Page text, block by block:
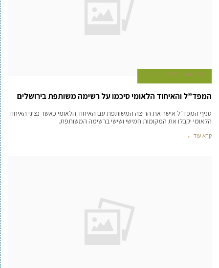
17 באוגוסט 2008 רז קיל
המפד”ל והאיחוד הלאומי סיכמו על רשימה משותפת בירושלים
סניף המפד"ל אישר את הריצה המשותפת עם האיחוד הלאומי כאשר נציגי האיחוד
הלאומי יקבלו את המקומות חמישי ושישי ברשימה המשותפת.
קרא עוד ←